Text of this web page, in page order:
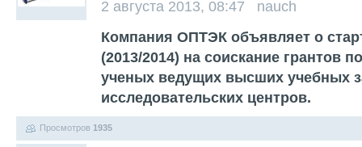
2 августа 2013, 08:47 nauch
Компания ОПТЭК объявляет о
(2013/2014) на соискание грантов
ученых ведущих высших учебных
исследовательских центров.
Просмотров 1935